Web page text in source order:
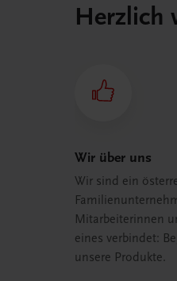
Herzlich
Wir über uns
Wir sind ein
Mitarbeiterinnen
eines verbindet:
unsere Produkte.